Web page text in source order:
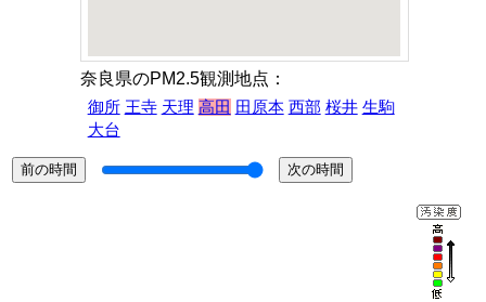
奈良県のPM2.5観測地点：
御所 王寺 天理 高田 田原本 西部 桜井 生駒
大台